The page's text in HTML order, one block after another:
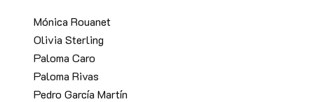
Mónica Rouanet
Olivia Sterling
Paloma Caro
Paloma Rivas
Pedro García Martín